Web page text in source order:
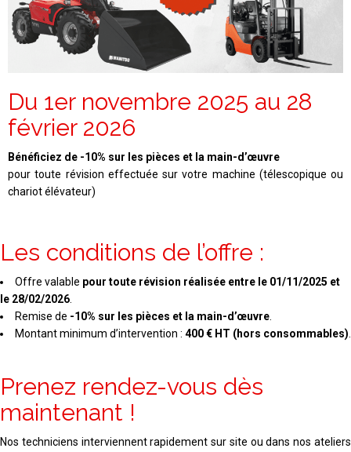
Du 1er novembre 2025 au 28
février 2026
Bénéficiez de -10% sur les pièces et la main-d’œuvre
pour toute révision effectuée sur votre machine (télescopique ou
chariot élévateur)
Les conditions de l’offre :
Offre valable pour toute révision réalisée entre le 01/11/2025 et
le 28/02/2026.
Remise de -10% sur les pièces et la main-d’œuvre.
Montant minimum d’intervention : 400 € HT (hors consommables).
Prenez rendez-vous dès
maintenant !
Nos techniciens interviennent rapidement sur site ou dans nos ateliers